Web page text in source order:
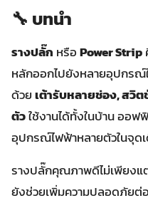
🔧 บทนำ
รางปลั๊ก หรือPower Strip
หลักออกไปยังหลายอุปกรณ์
ด้วยเต้ารับหลายช่อง, สวิ
ตัวใช้งานได้ทั้งในบ้าน ออฟ
อุปกรณ์ไฟฟ้าหลายตัวในจุด
รางปลั๊กคุณภาพดีไม่เพียงแ
ยังช่วยเพิ่มความปลอดภัยต่